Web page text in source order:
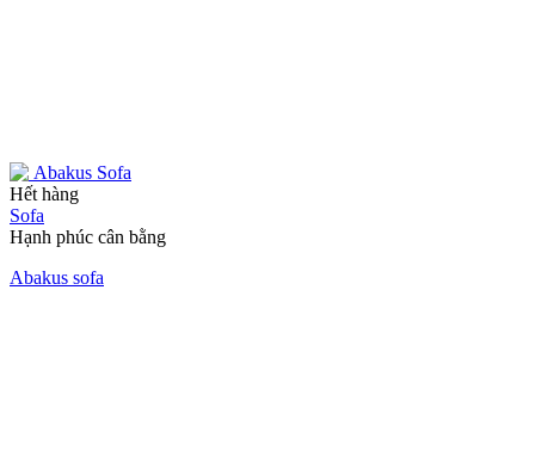
Hết hàng
Sofa
Hạnh phúc cân bằng
Abakus sofa